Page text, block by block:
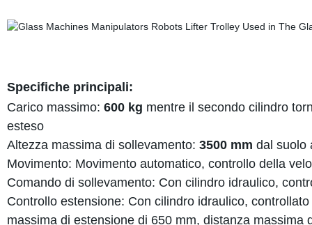
Specifiche principali:
Carico massimo: 600 kg mentre il secondo cilindro
esteso
Altezza massima di sollevamento: 3500 mm dal suolo
Movimento: Movimento automatico, controllo della
Comando di sollevamento: Con cilindro idraulico,
Controllo estensione: Con cilindro idraulico,
massima di estensione di 650 mm, distanza